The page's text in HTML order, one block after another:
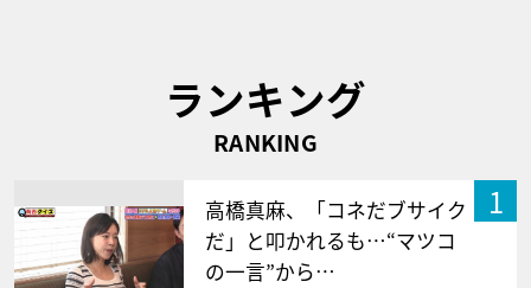
ランキング
RANKING
1
高橋真麻、「コネだブサイク
だ」と叩かれるも…“マツコ
の一言”から…